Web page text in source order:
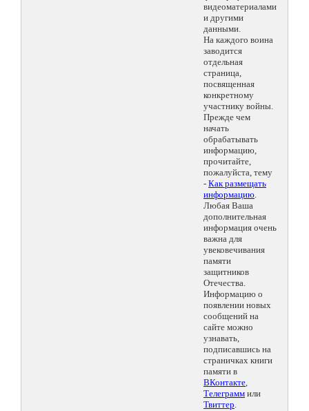
видеоматериалами
и другими
данными.
На каждого воина
заводится
отдельная
страница,
посвященная
конкретному
участнику войны.
Прежде чем
начать
обрабатывать
информацию,
прочитайте,
пожалуйста, тему
- Как размещать
информацию.
Любая Ваша
дополнительная
информация очень
важна для
увековечивания
памяти
защитников
Отечества.
Информацию о
появлении новых
сообщений на
сайте можно
узнавать,
подписавшись на
страничках книги
памяти в
ВКонтакте,
Телеграмм или
Твиттер.